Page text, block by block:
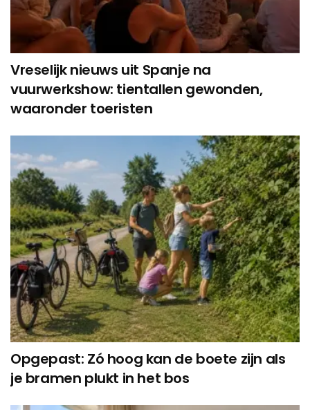
Vreselijk nieuws uit Spanje na
vuurwerkshow: tientallen gewonden,
waaronder toeristen
Opgepast: Zó hoog kan de boete zijn als
je bramen plukt in het bos